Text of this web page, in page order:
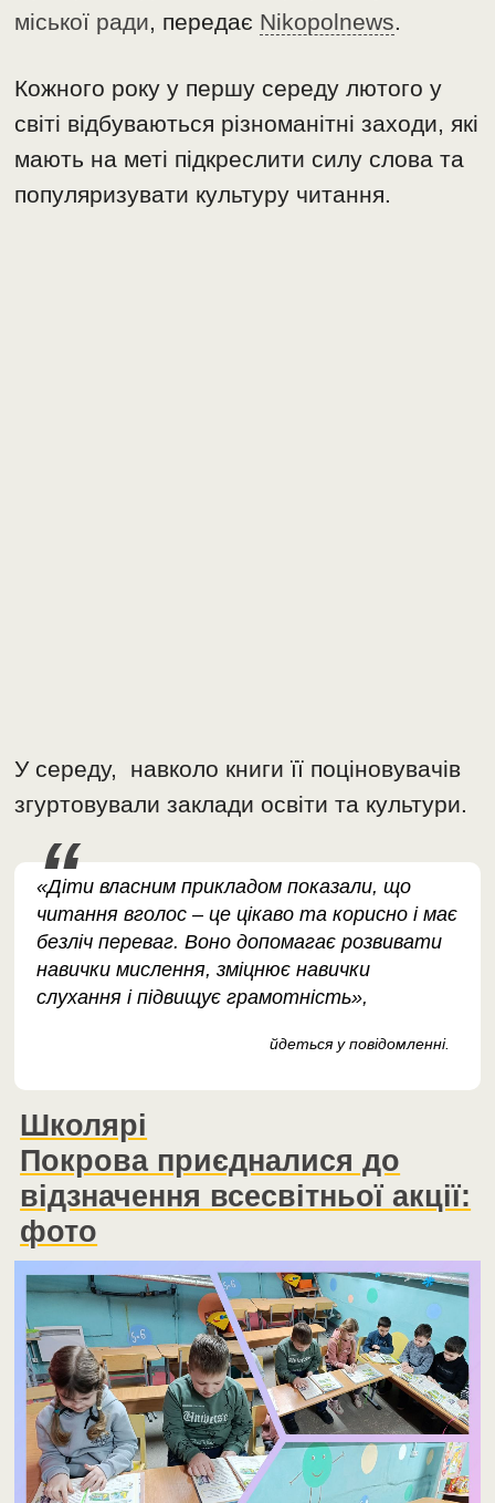
міської ради , передає Nikopolnews
Кожного року у першу середу лютого у
світі відбуваються різноманітні заходи, які
мають на меті підкреслити силу слова та
популяризувати культуру читання.
У середу, навколо книги її поціновувачів
згуртовували заклади освіти та культури.
«Діти власним прикладом показали, що
читання вголос – це цікаво та корисно і має
безліч переваг. Воно допомагає розвивати
навички мислення, зміцнює навички
слухання і підвищує грамотність»,
йдеться у повідомленні.
Школярі
Покрова приєдналися до
відзначення всесвітньої акції:
фото